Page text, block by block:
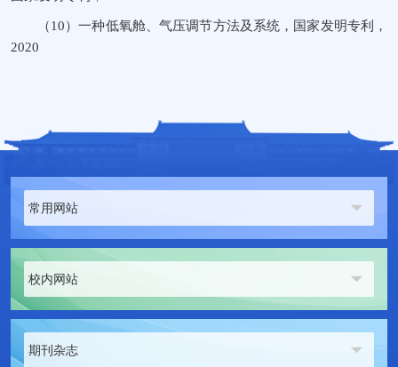
（10）一种低氧舱、气压调节方法及系统，国家发明专利，
2020
常用网站
校内网站
期刊杂志